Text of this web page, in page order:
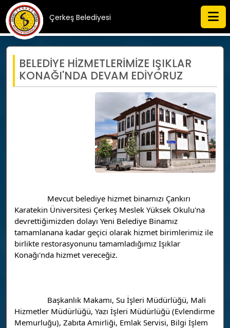
Çerkeş Belediyesi
BELEDİYE HİZMETLERİMİZE IŞIKLAR
KONAĞI'NDA DEVAM EDİYORUZ
Karatekin Üniversitesi Çerkeş Meslek Yüksek Okulu'na
devrettiğimizden dolayı Yeni Belediye Binamız
tamamlanana kadar geçici olarak hizmet birimlerimiz ile
birlikte restorasyonunu tamamladığımız Işıklar
Konağı'nda hizmet vereceğiz.
Hizmetler Müdürlüğü, Yazı İşleri Müdürlüğü (Evlendirme
Memurluğu), Zabıta Amirliği, Emlak Servisi, Bilgi İşlem